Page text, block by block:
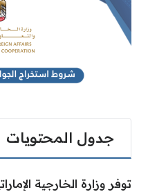
جدول المحتويات
توفر وزارة الخارجية